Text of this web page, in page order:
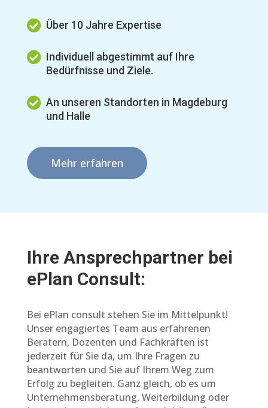
 Über 10 Jahre Expertise
 Individuell abgestimmt auf Ihre
Bedürfnisse und Ziele.
 An unseren Standorten in Magdeburg
und Halle
Mehr erfahren
Ihre Ansprechpartner bei
ePlan Consult:
Bei ePlan consult stehen Sie im Mittelpunkt!
Unser engagiertes Team aus erfahrenen
Beratern, Dozenten und Fachkräften ist
jederzeit für Sie da, um Ihre Fragen zu
beantworten und Sie auf Ihrem Weg zum
Erfolg zu begleiten. Ganz gleich, ob es um
Unternehmensberatung, Weiterbildung oder